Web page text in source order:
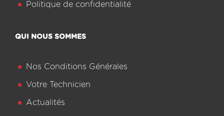
Politique de confidentialité
QUI NOUS SOMMES
Nos Conditions Générales
Votre Technicien
Actualités